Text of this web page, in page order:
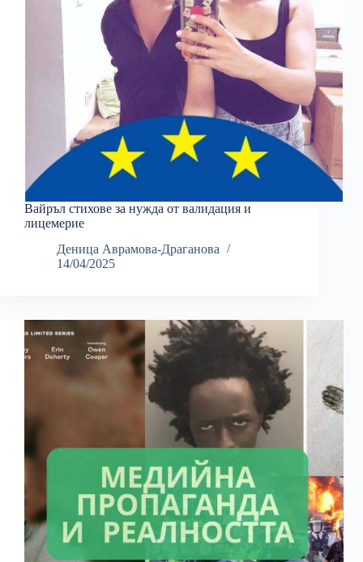
Вайръл стихове за нужда от валидация и
лицемерие
Деница Аврамова-Драганова
14/04/2025